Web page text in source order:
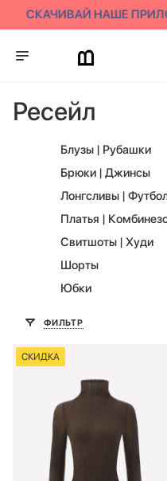
СКАЧИВАЙ НАШЕ
Ресейл
Блузы | Рубашки
Брюки | Джинсы
Лонгсливы |
Платья |
Свитшоты | Худи
Шорты
Юбки
ФИЛЬТР
СКИДКА